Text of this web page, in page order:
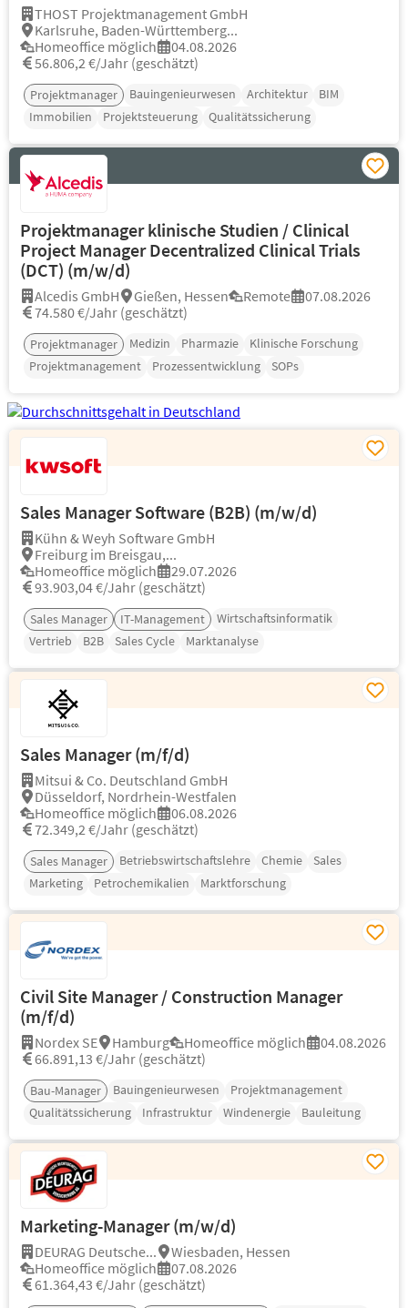
THOST Projektmanagement GmbH
Karlsruhe, Baden-Württemberg...
Homeoffice möglich
04.08.2026
56.806,2 €/Jahr (geschätzt)
Projektmanager Bauingenieurwesen Architektur
BIM
Immobilien
Projektsteuerung Qualitätssicherung
Projektmanager klinische Studien / Clinical
Project Manager Decentralized Clinical Trials
(DCT) (m/w/d)
Alcedis GmbH Gießen, Hessen Remote
07.08.2026
74.580 €/Jahr (geschätzt)
Projektmanager Medizin Pharmazie
Klinische Forschung
Projektmanagement
Prozessentwicklung SOPs
Sales Manager Software (B2B) (m/w/d)
Kühn & Weyh Software GmbH
Freiburg im Breisgau,...
Homeoffice möglich
29.07.2026
93.903,04 €/Jahr (geschätzt)
Sales Manager IT-Management
Wirtschaftsinformatik
Vertrieb
B2B Sales Cycle Marktanalyse
Sales Manager (m/f/d)
Mitsui & Co. Deutschland GmbH
Düsseldorf, Nordrhein-Westfalen
Homeoffice möglich
06.08.2026
72.349,2 €/Jahr (geschätzt)
Sales Manager Betriebswirtschaftslehre Chemie
Sales
Marketing
Petrochemikalien Marktforschung
Civil Site Manager / Construction Manager
(m/f/d)
Nordex SE Hamburg Homeoffice möglich
04.08.2026
66.891,13 €/Jahr (geschätzt)
Bau-Manager Bauingenieurwesen
Projektmanagement
Qualitätssicherung
Infrastruktur Windenergie Bauleitung
Marketing-Manager (m/w/d)
DEURAG Deutsche...
Wiesbaden, Hessen
Homeoffice möglich
07.08.2026
61.364,43 €/Jahr (geschätzt)